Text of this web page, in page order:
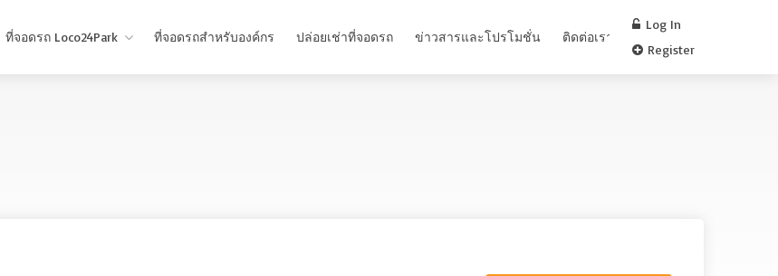
ที่จอดรถ Loco24Park ที่จอดรถสำหรับองค์กร ปล่อยเช่าที่จอดรถ ข่าวสารและโปรโมชั่น ติดต่อเรา
Log In
Register